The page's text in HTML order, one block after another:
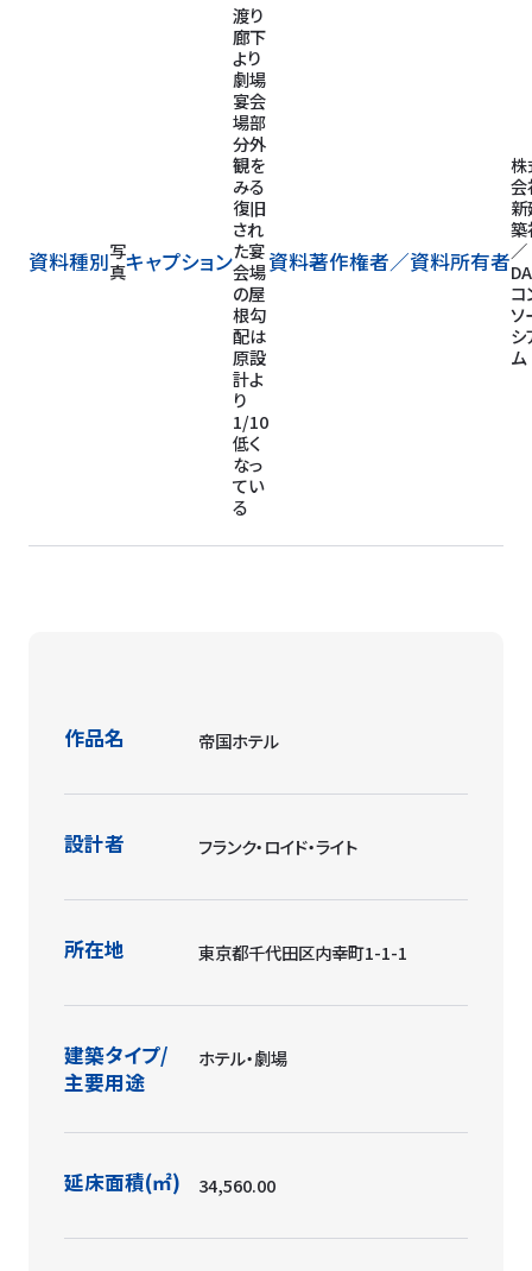
資料種別写
真キャプション
渡り
廊下
より
劇場
宴会
場部
分外
観を
みる
復旧
され
た宴
会場
の屋
根勾
配は
原設
計よ
り
1/10
低く
なっ
てい
る
資料著作権者／資料所有者
株
会
新
築
／
コ
ソ
シ
ム
作品名 帝国ホテル
設計者 フランク・ロイド・ライト
所在地 東京都千代田区内幸町1-1-1
建築タイプ/
主要用途
ホテル・劇場
延床面積(㎡) 34,560.00